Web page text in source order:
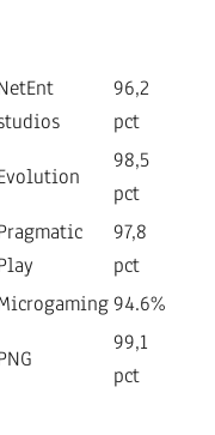
96,2
pct
98,5
pct
97,8
pct
94.6%
99,1
pct